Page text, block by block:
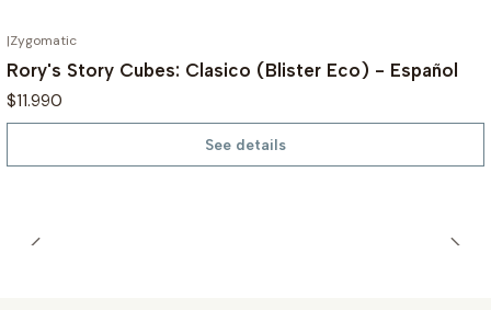
|Zygomatic
Rory's Story Cubes: Clasico (Blister Eco) - Español
$11.990
See details